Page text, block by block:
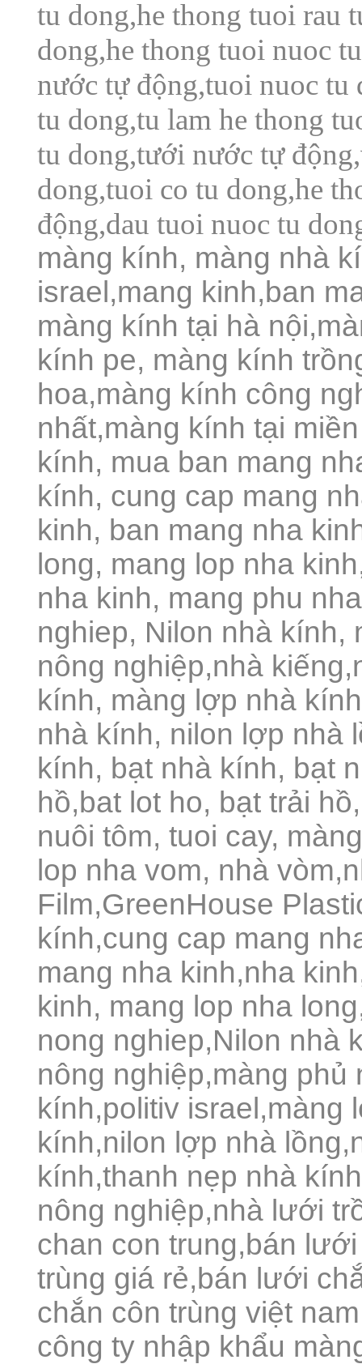
tu dong,he thong tuoi rau
dong,he thong tuoi nuoc
nước tự động,tuoi nuoc
tu dong,tu lam he thong
tu dong,tưới nước tự
dong,tuoi co tu dong,he
động,dau tuoi nuoc tu
màng kính, màng nhà
israel,mang kinh,ban
màng kính tại hà
kính pe, màng kính
hoa,màng kính công
nhất,màng kính tại
kính, mua ban mang
kính, cung cap mang
kinh, ban mang nha
long, mang lop nha
nha kinh, mang phu
nghiep, Nilon nhà kính,
nông nghiệp,nhà
kính, màng lợp nhà
nhà kính, nilon lợp nhà
kính, bạt nhà kính, bạt
hồ,bat lot ho, bạt trải
nuôi tôm, tuoi cay,
lop nha vom, nhà
Film,GreenHouse
kính,cung cap mang
mang nha kinh,nha
kinh, mang lop nha
nong nghiep,Nilon nhà
nông nghiệp,màng
kính,politiv israel,màng
kính,nilon lợp nhà
kính,thanh nẹp nhà
nông nghiệp,nhà lưới
chan con trung,bán
trùng giá rẻ,bán lưới
chắn côn trùng việt
công ty nhập khẩu